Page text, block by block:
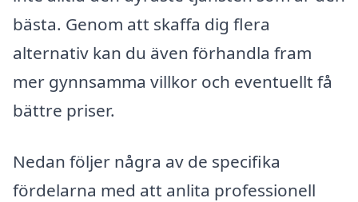
bästa. Genom att skaffa dig flera
alternativ kan du även förhandla fram
mer gynnsamma villkor och eventuellt få
bättre priser.
Nedan följer några av de specifika
fördelarna med att anlita professionell